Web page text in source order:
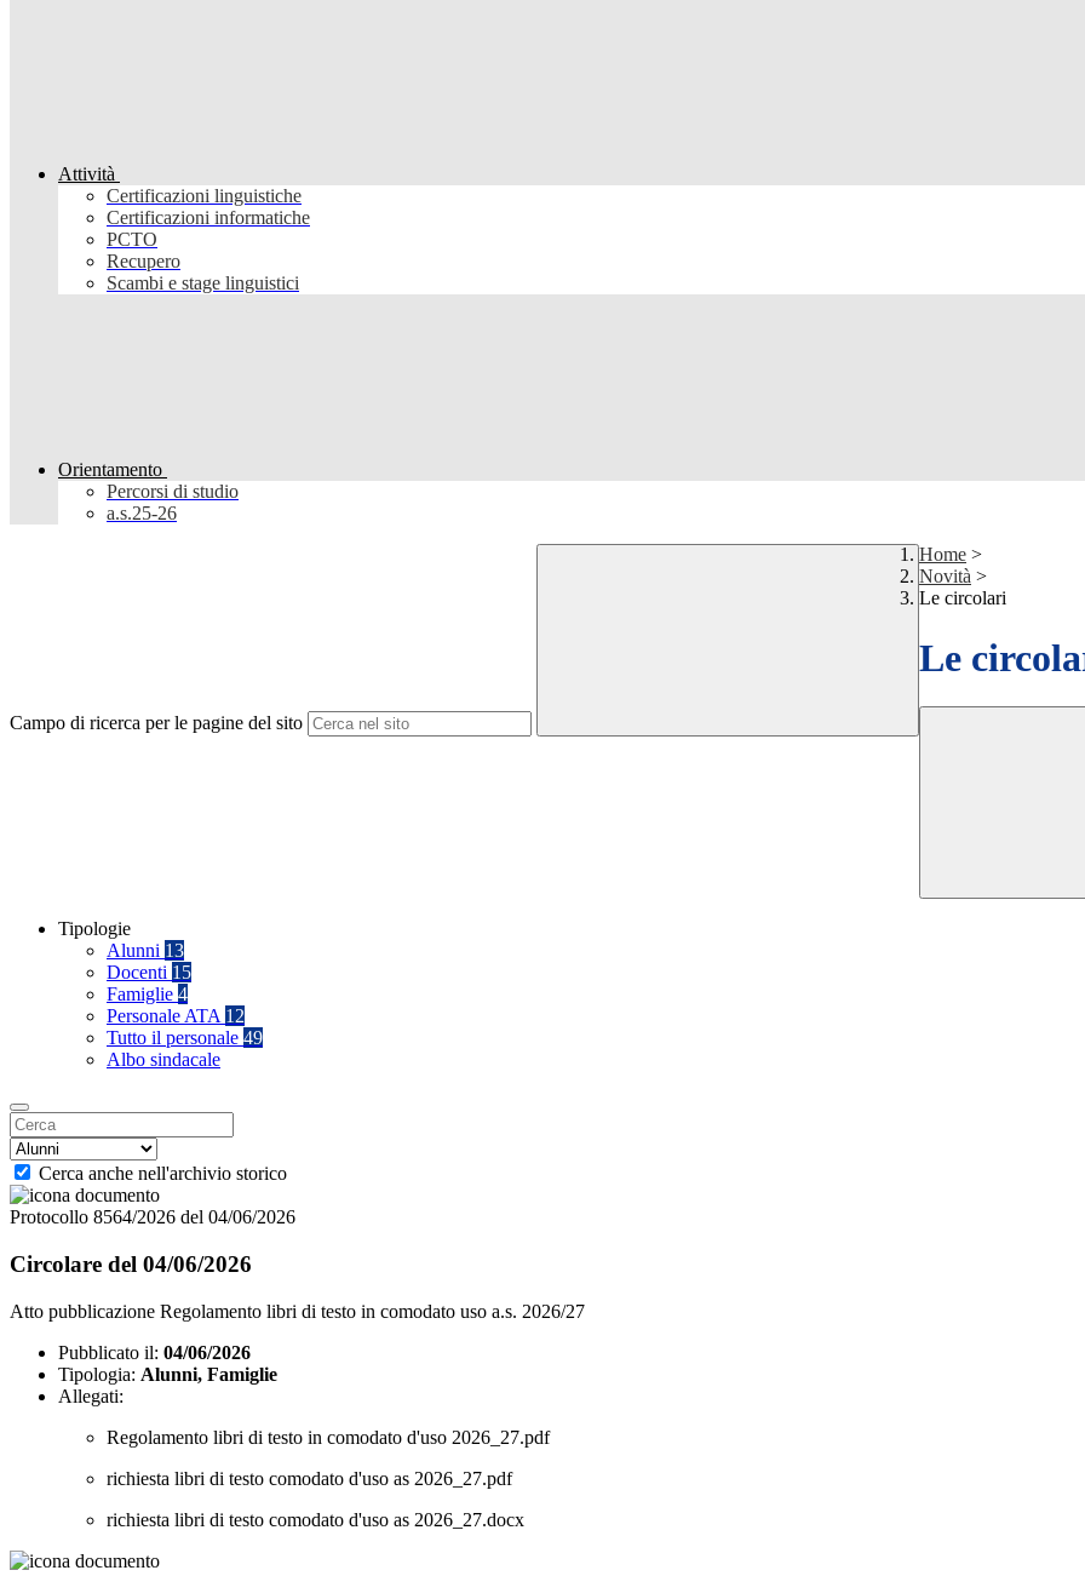
Attività
Certificazioni linguistiche
Certificazioni informatiche
PCTO
Recupero
Scambi e stage linguistici
Orientamento
Percorsi di studio
a.s.25-26
Campo di ricerca per le pagine del sito
Home >
Novità >
Le circolari
Le
Tipologie
Alunni 13
Docenti 15
Famiglie 4
Personale ATA 12
Tutto il personale 49
Albo sindacale
Cerca anche nell'archivio storico
Protocollo 8564/2026 del 04/06/2026
Circolare del 04/06/2026
Atto pubblicazione Regolamento libri di testo in comodato uso a.s. 2026/27
Pubblicato il: 04/06/2026
Tipologia: Alunni, Famiglie
Allegati:
Regolamento libri di testo in comodato d'uso 2026_27.pdf
richiesta libri di testo comodato d'uso as 2026_27.pdf
richiesta libri di testo comodato d'uso as 2026_27.docx